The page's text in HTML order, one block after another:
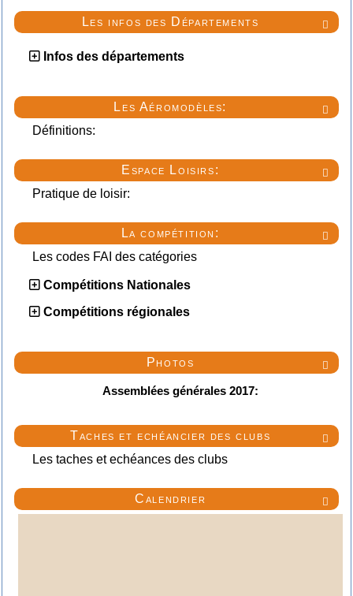

Les infos des Départements
Infos des départements

Les Aéromodèles:
Définitions:

Espace Loisirs:
Pratique de loisir:

La compétition:
Les codes FAI des catégories
Compétitions Nationales
Compétitions régionales

Photos
Assemblées générales 2017:

Taches et echéancier des clubs
Les taches et echéances des clubs

Calendrier